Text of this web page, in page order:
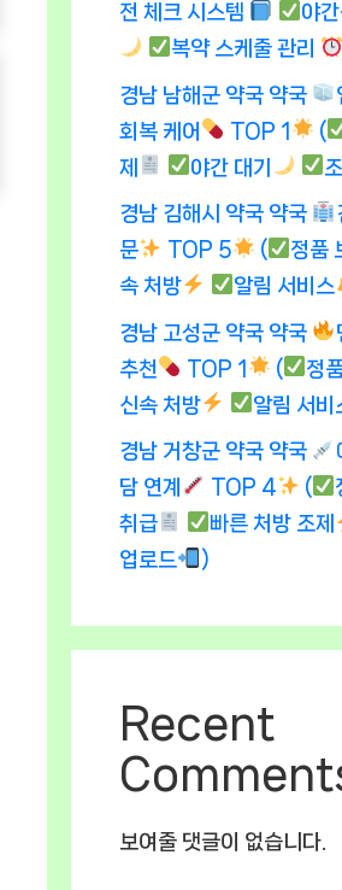
전 체크 시스템
야
복약 스케줄 관리
경남 남해군 약국 약국
회복 케어
TOP 1 (
제
야간 대기
경남 김해시 약국 약국
문
TOP 5 ( 정품
속 처방
알림 서비스
경남 고성군 약국 약국
추천
TOP 1 (
정
신속 처방
알림 서비
경남 거창군 약국 약국
담 연계
TOP 4 (
취급
빠른 처방 조제
업로드
)
Recent
보여줄 댓글이 없습니다.